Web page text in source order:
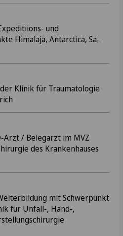
und
Himalaja, Antarctica, Sa-
Klinik für Traumatologie
/ Belegarzt im MVZ
des Krankenhauses
mit Schwerpunkt
für Unfall-, Hand-,